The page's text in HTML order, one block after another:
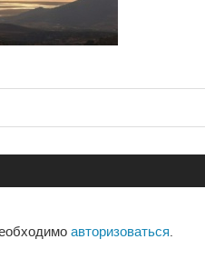
авторизоваться.